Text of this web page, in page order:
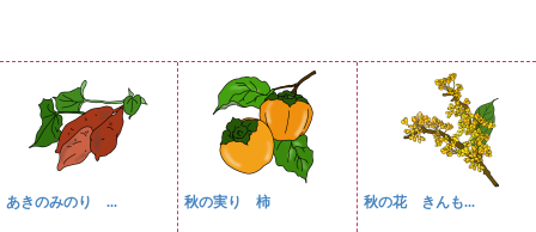
あきのみのり ... 秋の実り 柿 秋の花 きんも...